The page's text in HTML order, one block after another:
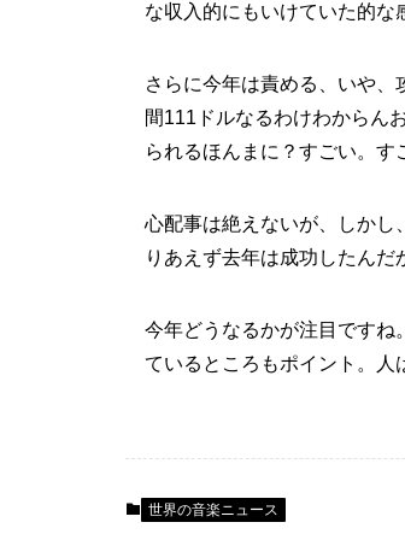
な収入的にもいけていた的な
さらに今年は責める、いや
間111ドルなるわけわからん
られるほんまに？すごい。す
心配事は絶えないが、しかし
りあえず去年は成功したんだ
今年どうなるかが注目ですね
ているところもポイント。人
世界の音楽ニュース